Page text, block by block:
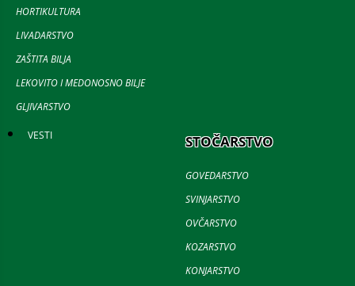
HORTIKULTURA
LIVADARSTVO
ZAŠTITA BILJA
LEKOVITO I MEDONOSNO BILJE
GLJIVARSTVO
VESTI STOČARSTVO
GOVEDARSTVO
SVINJARSTVO
OVČARSTVO
KOZARSTVO
KONJARSTVO